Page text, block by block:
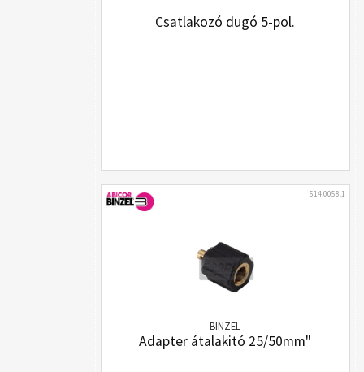
Csatlakozó dugó 5-pol.
514.0058.1
BINZEL
Adapter átalakitó 25/50mm"